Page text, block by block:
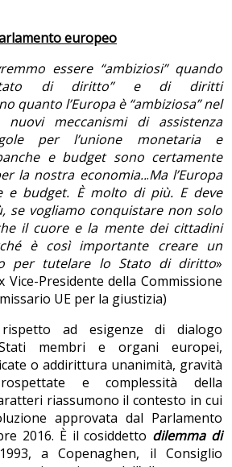
europeo
essere “ambiziosi” quando
di diritto”
e di diritti
quanto l’Europa è “ambiziosa” nel
meccanismi di assistenza
per l’unione monetaria e
e budget sono certamente
la nostra economia...Ma l’Europa
e budget. È molto di più. E deve
se vogliamo conquistare non solo
il cuore e la mente dei cittadini
è così importante creare un
per tutelare lo Stato di diritto»
Vice-Presidente della Commissione
UE per la giustizia)
rispetto ad esigenze di dialogo
membri e organi europei,
o addirittura unanimità, gravità
e complessità della
riassumono il contesto in cui
approvata dal Parlamento
2016. È il cosiddetto dilemma di
a Copenaghen, il Consiglio